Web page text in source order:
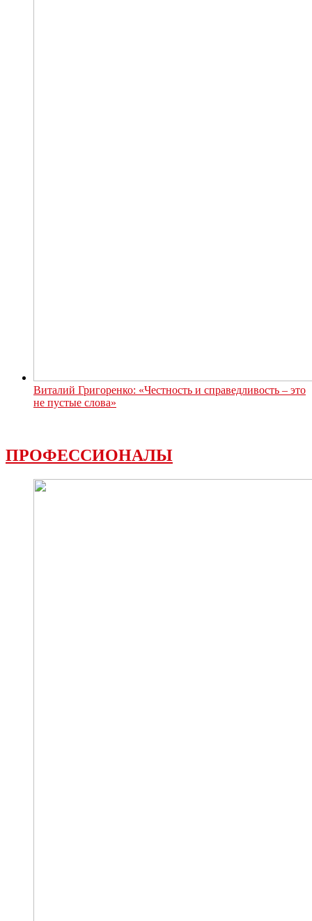
Виталий Григоренко: «Честность и справедливость – это
не пустые слова»
ПРОФЕССИОНАЛЫ